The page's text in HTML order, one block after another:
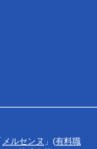
メルセンヌ 」(有料職